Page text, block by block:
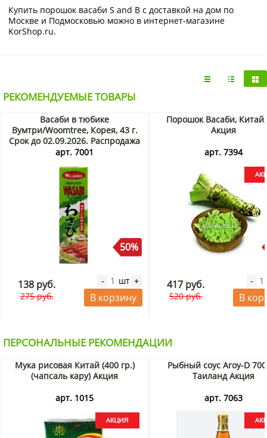
Купить порошок васаби S and B с доставкой на дом по
Москве и Подмосковью можно в интернет-магазине
KorShop.ru.
РЕКОМЕНДУЕМЫЕ ТОВАРЫ
Васаби в тюбике
Вумтри/Woomtree, Корея, 43 г.
Срок до 02.09.2026. Распродажа
арт. 7001
50%
138 руб.
275 руб.
- шт +
В корзину
Порошок Васаби,
Акция
арт. 7394
417 руб.
520 руб.
-
В
ПЕРСОНАЛЬНЫЕ РЕКОМЕНДАЦИИ
Мука рисовая Китай (400 гр.)
(чапсаль кару) Акция
арт. 1015
Рыбный соус Aroy-D
Таиланд Акция
арт. 7063